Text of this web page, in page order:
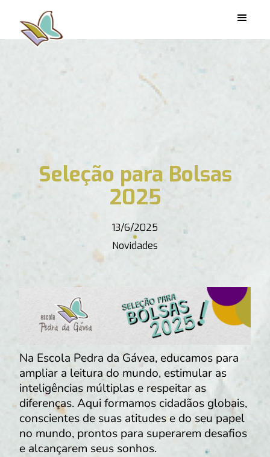
Seleção para Bolsas
2025
13/6/2025
Novidades
Na Escola Pedra da Gávea, educamos para
ampliar a leitura do mundo, estimular as
inteligências múltiplas e respeitar as
diferenças. Aqui formamos cidadãos globais,
conscientes de suas atitudes e do seu papel
no mundo, prontos para superarem desafios
e alcançarem seus sonhos.